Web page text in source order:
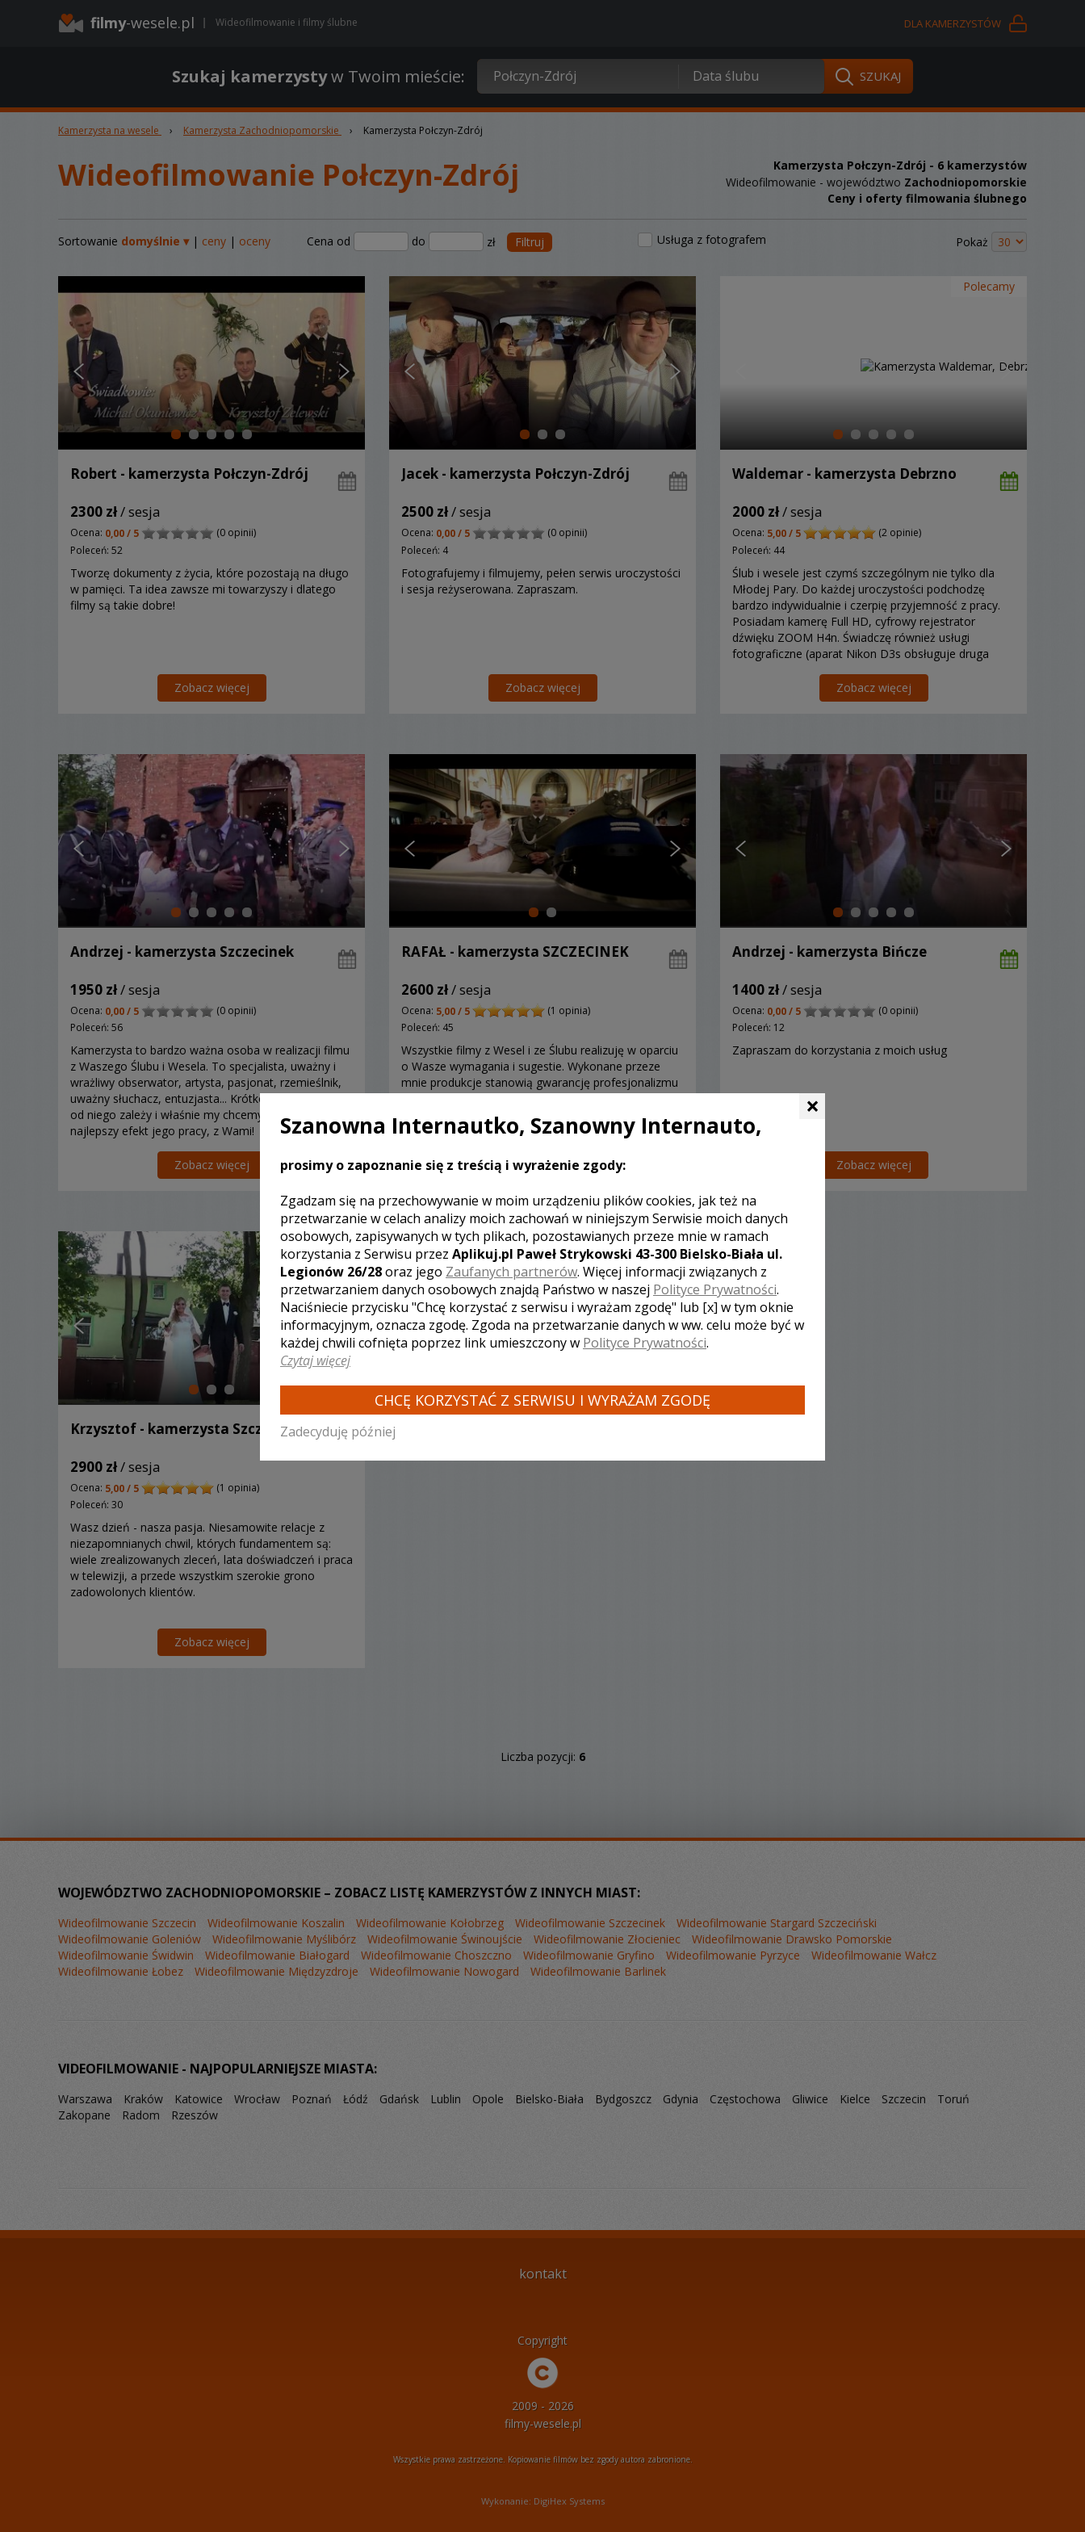
filmy-wesele.pl Wideofilmowanie i filmy ślubne DLA KAMERZYSTÓW
Szukaj kamerzystyw Twoim mieście:
Kamerzysta na wesele › Kamerzysta Zachodniopomorskie › Kamerzysta Połczyn-Zdrój
Wideofilmowanie Połczyn-Zdrój Kamerzysta Połczyn-Zdrój - 6 kamerzystów
Wideofilmowanie - województwo Zachodniopomorskie
Ceny i oferty filmowania ślubnego
Sortowanie domyślnie ▾| ceny | oceny Cena od do zł Filtruj Usługa z fotografem Pokaż
Robert - kamerzysta Połczyn-Zdrój
2300 zł/ sesja
Ocena: 0,00 / 5
(0 opinii)
Poleceń: 52
Tworzę dokumenty z życia, które pozostają na długo
w pamięci. Ta idea zawsze mi towarzyszy i dlatego
filmy są takie dobre!
Zobacz więcej
Jacek - kamerzysta Połczyn-Zdrój
2500 zł/ sesja
Ocena: 0,00 / 5
(0 opinii)
Poleceń: 4
Fotografujemy i filmujemy, pełen serwis uroczystości
i sesja reżyserowana. Zapraszam.
Zobacz więcej
Polecamy
Waldemar - kamerzysta Debrzno
2000 zł/ sesja
Ocena: 5,00 / 5
(2 opinie)
Poleceń: 44
Ślub i wesele jest czymś szczególnym nie tylko dla
Młodej Pary. Do każdej uroczystości podchodzę
bardzo indywidualnie i czerpię przyjemność z pracy.
Posiadam kamerę Full HD, cyfrowy rejestrator
dźwięku ZOOM H4n. Świadczę również usługi
fotograficzne (aparat Nikon D3s obsługuje druga
Zobacz więcej
Andrzej - kamerzysta Szczecinek
1950 zł/ sesja
Ocena: 0,00 / 5
(0 opinii)
Poleceń: 56
Kamerzysta to bardzo ważna osoba w realizacji filmu
z Waszego Ślubu i Wesela. To specjalista, uważny i
wrażliwy obserwator, artysta, pasjonat, rzemieślnik,
uważny słuchacz, entuzjasta... Krótko mówiąc, wiele
od niego zależy i właśnie my chcemy Państwu dać
najlepszy efekt jego pracy, z Wami!
Zobacz więcej
RAFAŁ - kamerzysta SZCZECINEK
2600 zł/ sesja
Ocena: 5,00 / 5
(1 opinia)
Poleceń: 45
Wszystkie filmy z Wesel i ze Ślubu realizuję w oparciu
o Wasze wymagania i sugestie. Wykonane przeze
mnie produkcje stanowią gwarancję profesjonalizmu
pod względem realizacji i montażu. Zapraszam.
Zobacz więcej
Andrzej - kamerzysta Bińcze
1400 zł/ sesja
Ocena: 0,00 / 5
(0 opinii)
Poleceń: 12
Zapraszam do korzystania z moich usług
Zobacz więcej
Krzysztof - kamerzysta Szczecinek
2900 zł/ sesja
Ocena: 5,00 / 5
(1 opinia)
Poleceń: 30
Wasz dzień - nasza pasja. Niesamowite relacje z
niezapomnianych chwil, których fundamentem są:
wiele zrealizowanych zleceń, lata doświadczeń i praca
w telewizji, a przede wszystkim szerokie grono
zadowolonych klientów.
Zobacz więcej
Liczba pozycji: 6
WOJEWÓDZTWO ZACHODNIOPOMORSKIE – ZOBACZ LISTĘ KAMERZYSTÓW Z INNYCH MIAST:
Wideofilmowanie Szczecin Wideofilmowanie Koszalin Wideofilmowanie Kołobrzeg Wideofilmowanie Szczecinek
Wideofilmowanie Stargard Szczeciński
Wideofilmowanie Goleniów
Wideofilmowanie Myślibórz Wideofilmowanie Świnoujście Wideofilmowanie Złocieniec
Wideofilmowanie Drawsko Pomorskie
Wideofilmowanie Świdwin
Wideofilmowanie Białogard Wideofilmowanie Choszczno Wideofilmowanie Gryfino Wideofilmowanie Pyrzyce
Wideofilmowanie Wałcz
Wideofilmowanie Łobez
Wideofilmowanie Międzyzdroje Wideofilmowanie Nowogard Wideofilmowanie Barlinek
VIDEOFILMOWANIE - NAJPOPULARNIEJSZE MIASTA:
Warszawa Kraków Katowice Wrocław Poznań Łódź Gdańsk Lublin Opole Bielsko-Biała Bydgoszcz Gdynia Częstochowa Gliwice Kielce Szczecin
Toruń
Zakopane
Radom Rzeszów
kontakt
Copyright
2009 - 2026
filmy-wesele.pl
Wszystkie prawa zastrzeżone. Kopiowanie filmów bez zgody autora zabronione.
Wykonanie: DigiHex Systems
×
Szanowna Internautko, Szanowny Internauto,
prosimy o zapoznanie się z treścią i wyrażenie zgody:
Zgadzam się na przechowywanie w moim urządzeniu plików cookies, jak też na
przetwarzanie w celach analizy moich zachowań w niniejszym Serwisie moich danych
osobowych, zapisywanych w tych plikach, pozostawianych przeze mnie w ramach
korzystania z Serwisu przez Aplikuj.pl Paweł Strykowski 43-300 Bielsko-Biała ul.
Legionów 26/28oraz jego Zaufanych partnerów. Więcej informacji związanych z
przetwarzaniem danych osobowych znajdą Państwo w naszej Polityce Prywatności.
Naciśniecie przycisku "Chcę korzystać z serwisu i wyrażam zgodę" lub [x] w tym oknie
informacyjnym, oznacza zgodę. Zgoda na przetwarzanie danych w ww. celu może być w
każdej chwili cofnięta poprzez link umieszczony w Polityce Prywatności.
Czytaj więcej
CHCĘ KORZYSTAĆ Z SERWISU I WYRAŻAM ZGODĘ
Zadecyduję później